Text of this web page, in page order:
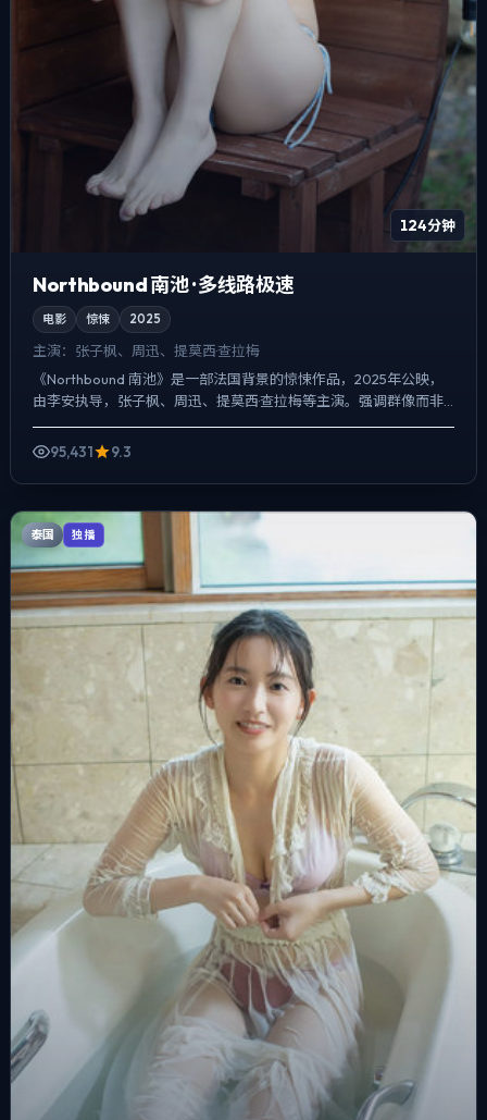
124分钟
Northbound 南池 · 多线路极速
电影 惊悚 2025
主演： 张子枫、周迅、提莫西·查拉梅
《Northbound 南池》是一部法国背景的惊悚作品，2025年公映，
由李安执导，张子枫、周迅、提莫西·查拉梅等主演。强调群像而非
单一英雄，配角线条同样完整，喜剧桥段服务于人...
95,431
9.3
泰国 独播